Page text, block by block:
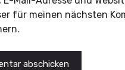
für meinen nächsten